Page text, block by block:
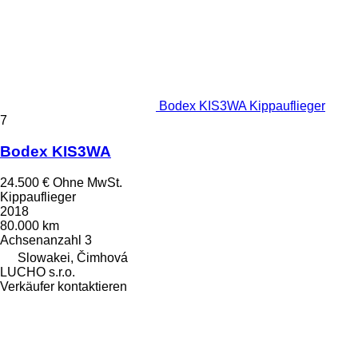
Bodex KIS3WA Kippauflieger
7
Bodex KIS3WA
24.500 € Ohne MwSt.
Kippauflieger
2018
80.000 km
Achsenanzahl 3
Slowakei, Čimhová
LUCHO s.r.o.
Verkäufer kontaktieren